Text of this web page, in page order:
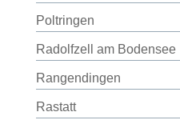
Poltringen
Radolfzell am Bodensee
Rangendingen
Rastatt